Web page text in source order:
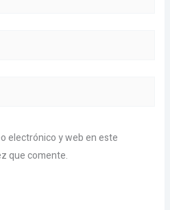
electrónico y web en este
que comente.